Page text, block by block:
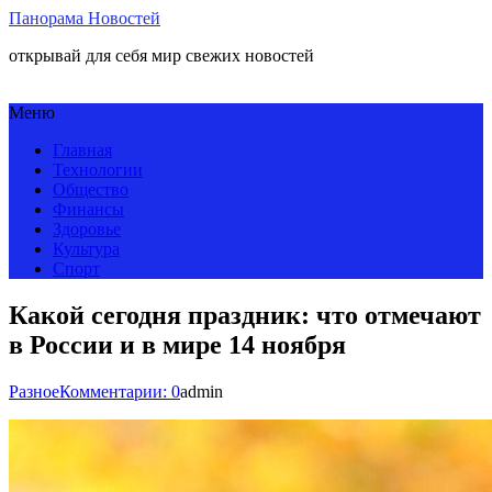
Панорама Новостей
открывай для себя мир свежих новостей
Меню
Главная
Технологии
Общество
Финансы
Здоровье
Культура
Спорт
Какой сегодня праздник: что отмечают
в России и в мире 14 ноября
РазноеКомментарии: 0admin